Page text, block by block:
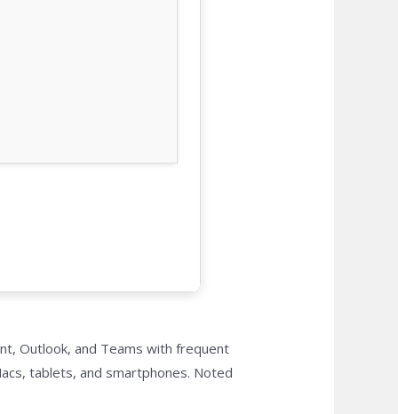
Outlook, and Teams with frequent
tablets, and smartphones. Noted